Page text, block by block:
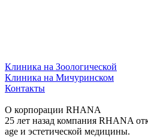
Клиника на Зоологической
Клиника на Мичуринском
Контакты
О корпорации RHANA
25 лет назад компания RHANA
age и эстетической медицины.